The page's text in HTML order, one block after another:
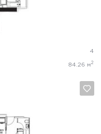
4
84.26 м 2